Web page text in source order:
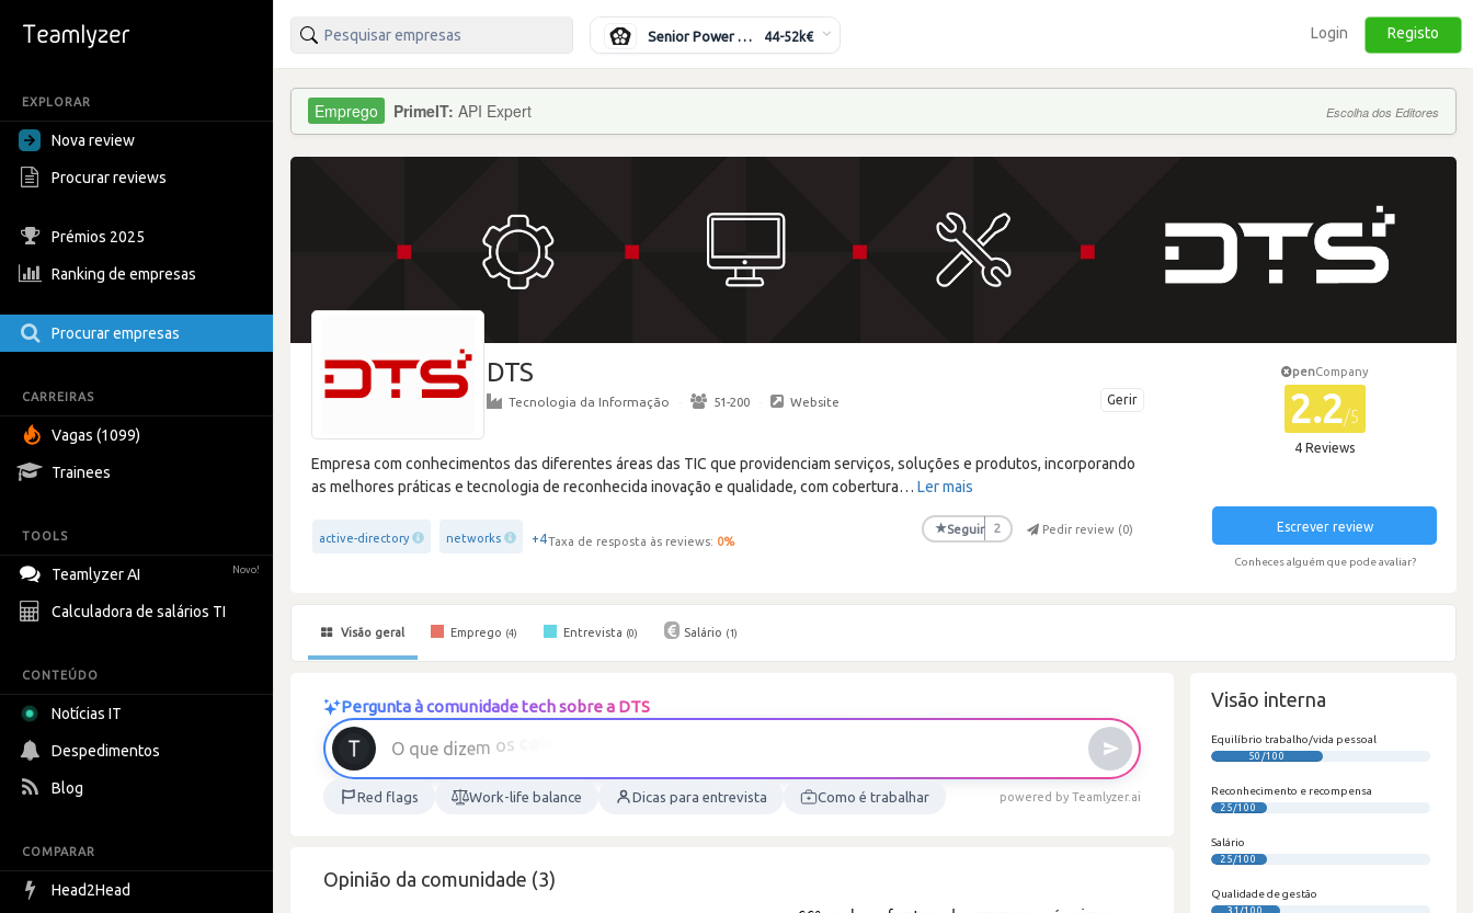
EXPLORAR
Nova review
Procurar reviews
Prémios 2025
Ranking de empresas
Procurar empresas
CARREIRAS
Vagas (1099)
Trainees
TOOLS
Teamlyzer AI Novo!
Calculadora de salários TI
CONTEÚDO
Notícias IT
Despedimentos
Blog
COMPARAR
Head2Head
Senior Power Systems Engineer 44-52k€ Login Registo
PrimeIT: API Expert Escolha dos Editores
DTS
Gerir
Tecnologia da Informação · 51-200 · Website
Empresa com conhecimentos das diferentes áreas das TIC que providenciam serviços, soluções e produtos, incorporando
as melhores práticas e tecnologia de reconhecida inovação e qualidade, com cobertura… Ler mais
active-directory networks +4Taxa de resposta às reviews: 0%
★Seguir 2 Pedir review (0)
penCompany
2.2/5
4 Reviews
Escrever review
Conheces alguém que pode avaliar?
Visão geral Emprego (4) Entrevista (0) Salário (1)
Pergunta à comunidade tech sobre a DTS
Com
Red flags Work-life balance Dicas para entrevista Como é trabalhar powered by Teamlyzer.ai
Opinião da comunidade (3)
Visão interna
Equilíbrio trabalho/vida pessoal
50/100
Reconhecimento e recompensa
25/100
Salário
25/100
Qualidade de gestão
31/100